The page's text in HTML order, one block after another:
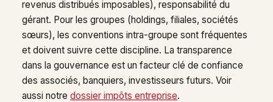
revenus distribués imposables), responsabilité du
gérant. Pour les groupes (holdings, filiales, sociétés
sœurs), les conventions intra-groupe sont fréquentes
et doivent suivre cette discipline. La transparence
dans la gouvernance est un facteur clé de confiance
des associés, banquiers, investisseurs futurs. Voir
aussi notre dossier impôts entreprise.